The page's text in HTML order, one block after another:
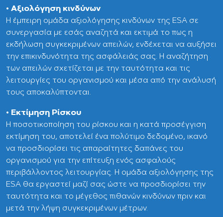
• Αξιολόγηση κινδύνων
Η έμπειρη ομάδα αξιολόγησης κινδύνων της ESA σε
συνεργασία με εσάς αναζητά και εκτιμά το πως η
εκδήλωση συγκεκριμένων απειλών, ενδέχεται να αυξήσει
την επικινδυνότητα της ασφάλειάς σας. Η αναζήτηση
των απειλών σχετίζεται με την ταυτότητα και τις
λειτουργίες του οργανισμού και μέσα από την ανάλυσή
τους αποκαλύπτονται.
• Εκτίμηση Ρίσκου
Η ποσοτικοποίηση του ρίσκου και η κατά προσέγγιση
εκτίμηση του, αποτελεί ένα πολύτιμο δεδομένο, ικανό
να προσδιορίσει τις απαραίτητες δαπάνες του
οργανισμού για την επίτευξη ενός ασφαλούς
περιβάλλοντος λειτουργίας. Η ομάδα αξιολόγησης της
ESA θα εργαστεί μαζί σας ώστε να προσδιορίσει την
ταυτότητα και το μέγεθος πιθανών κινδύνων πριν και
μετά την λήψη συγκεκριμένων μέτρων.